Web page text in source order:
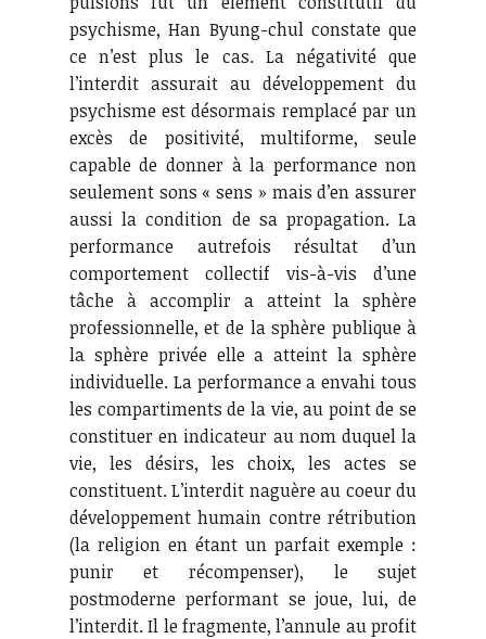
psychisme, Han Byung-chul constate que
ce n’est plus le cas. La négativité que
l’interdit assurait au développement du
psychisme est désormais remplacé par un
excès de positivité, multiforme, seule
capable de donner à la performance non
seulement sons « sens » mais d’en assurer
aussi la condition de sa propagation. La
performance autrefois résultat d’un
comportement collectif vis-à-vis d’une
tâche à accomplir a atteint la sphère
professionnelle, et de la sphère publique à
la sphère privée elle a atteint la sphère
individuelle. La performance a envahi tous
les compartiments de la vie, au point de se
constituer en indicateur au nom duquel la
vie, les désirs, les choix, les actes se
constituent. L’interdit naguère au coeur du
développement humain contre rétribution
(la religion en étant un parfait exemple :
punir et récompenser), le sujet
postmoderne performant se joue, lui, de
l’interdit. Il le fragmente, l’annule au profit